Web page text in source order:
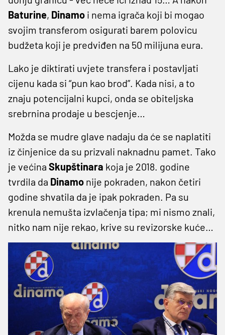
Baturine, Dinamo i nema igrača koji bi mogao
svojim transferom osigurati barem polovicu
budžeta koji je predviđen na 50 milijuna eura.
Lako je diktirati uvjete transfera i postavljati
cijenu kada si “pun kao brod”. Kada nisi, a to
znaju potencijalni kupci, onda se obiteljska
srebrnina prodaje u bescjenje…
Možda se mudre glave nadaju da će se naplatiti
iz činjenice da su prizvali naknadnu pamet. Tako
je većina Skupštinara koja je 2018. godine
tvrdila da Dinamo nije pokraden, nakon četiri
godine shvatila da je ipak pokraden. Pa su
krenula nemušta izvlačenja tipa; mi nismo znali,
nitko nam nije rekao, krive su revizorske kuće…